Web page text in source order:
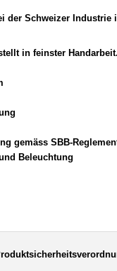
der Schweizer
in feinster Handarbeit.
gemäss SBB-
Beleuchtung